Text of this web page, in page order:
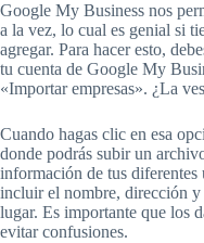
Google My Business nos
a la vez, lo cual es genial si
agregar. Para hacer esto,
tu cuenta de Google My
«Importar empresas». ¿La
Cuando hagas clic en esa
donde podrás subir un
información de tus diferentes
incluir el nombre, dirección y
lugar. Es importante que los
evitar confusiones.